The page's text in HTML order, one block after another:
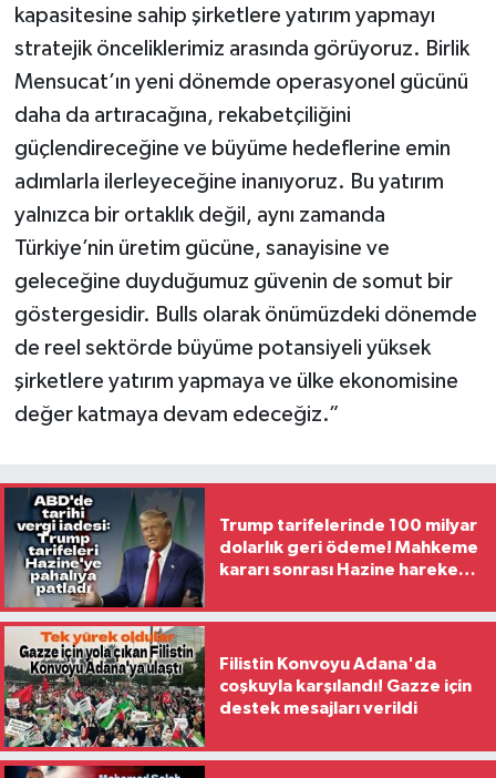
kapasitesine sahip şirketlere yatırım yapmayı
stratejik önceliklerimiz arasında görüyoruz. Birlik
Mensucat’ın yeni dönemde operasyonel gücünü
daha da artıracağına, rekabetçiliğini
güçlendireceğine ve büyüme hedeflerine emin
adımlarla ilerleyeceğine inanıyoruz. Bu yatırım
yalnızca bir ortaklık değil, aynı zamanda
Türkiye’nin üretim gücüne, sanayisine ve
geleceğine duyduğumuz güvenin de somut bir
göstergesidir. Bulls olarak önümüzdeki dönemde
de reel sektörde büyüme potansiyeli yüksek
şirketlere yatırım yapmaya ve ülke ekonomisine
değer katmaya devam edeceğiz.”
Trump tarifelerinde 100 milyar
dolarlık geri ödeme! Mahkeme
kararı sonrası Hazine harekete
Filistin Konvoyu Adana'da
coşkuyla karşılandı! Gazze için
destek mesajları verildi